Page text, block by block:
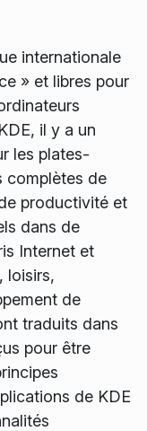
internationale
» et libres pour
il y a un
les plates-
complètes de
productivité et
dans de
Internet et
loisirs,
de
traduits dans
pour être
de KDE